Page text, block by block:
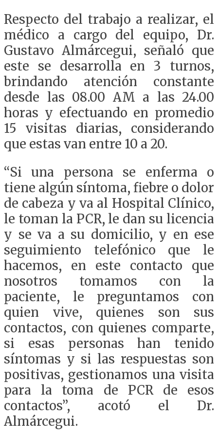
Respecto del trabajo a realizar, el
médico a cargo del equipo, Dr.
Gustavo Almárcegui, señaló que
este se desarrolla en 3 turnos,
brindando atención constante
desde las 08.00 AM a las 24.00
horas y efectuando en promedio
15 visitas diarias, considerando
que estas van entre 10 a 20.
“Si una persona se enferma o
tiene algún síntoma, fiebre o dolor
de cabeza y va al Hospital Clínico,
le toman la PCR, le dan su licencia
y se va a su domicilio, y en ese
seguimiento telefónico que le
hacemos, en este contacto que
nosotros tomamos con la
paciente, le preguntamos con
quien vive, quienes son sus
contactos, con quienes comparte,
si esas personas han tenido
síntomas y si las respuestas son
positivas, gestionamos una visita
para la toma de PCR de esos
contactos”, acotó el Dr.
Almárcegui.